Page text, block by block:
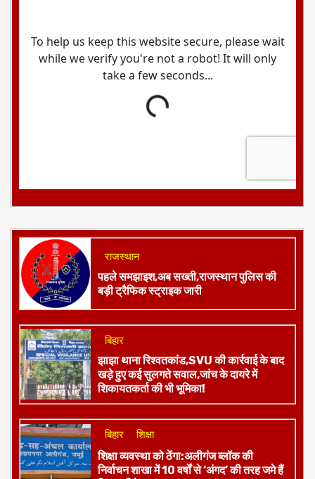
राजस्थान
पहले समझाइश,अब सख्ती,राजस्थान पुलिस की
बिहार
झाझा थाना रिश्वतकांड,SVU की कार्रवाई के बाद
खड़े हुए कई सुलगते सवाल,जांच के दायरे में
शिकायतकर्ता की भी भूमिका!
बिहार शिक्षा
शिक्षा व्यवस्था को ठेंगा:अलीगंज ब्लॉक की
निर्वाचन शाखा में 10 वर्षों से ‘अंगद’ की तरह जमे हैं
शिक्षक विवेक कुमार